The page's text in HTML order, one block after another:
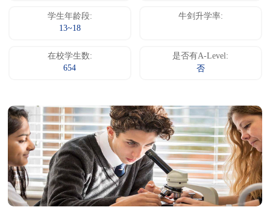
学生年龄段:
13~18
牛剑升学率:
在校学生数:
654
是否有A-Level:
否